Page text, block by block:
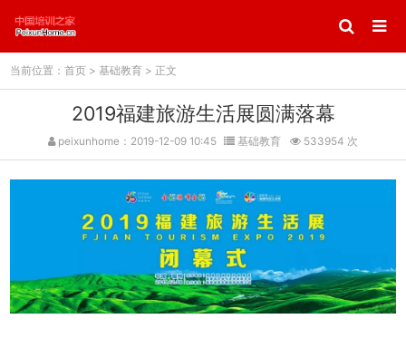
当前位置： 首页> 基础教育> 正文
2019福建旅游生活展圆满落幕
peixunhome：2019-12-09 10:45 基础教育 533954 次